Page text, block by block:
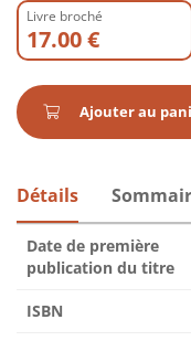
Livre broché
17.00 €
Ajouter au
Détails
Date de première
publication du titre
ISBN